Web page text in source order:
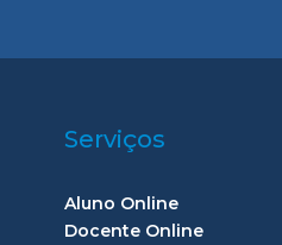
Serviços
Aluno Online
Docente Online